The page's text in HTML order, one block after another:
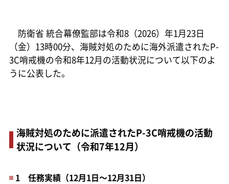
防衛省 統合幕僚監部は令和8（2026）年1月23日
（金）13時00分、海賊対処のために海外派遣されたP-
3C哨戒機の令和8年12月の活動状況について以下のよ
うに公表した。
海賊対処のために派遣されたP-3C哨戒機の活動
状況について（令和7年12月）
1 任務実績（12月1日～12月31日）